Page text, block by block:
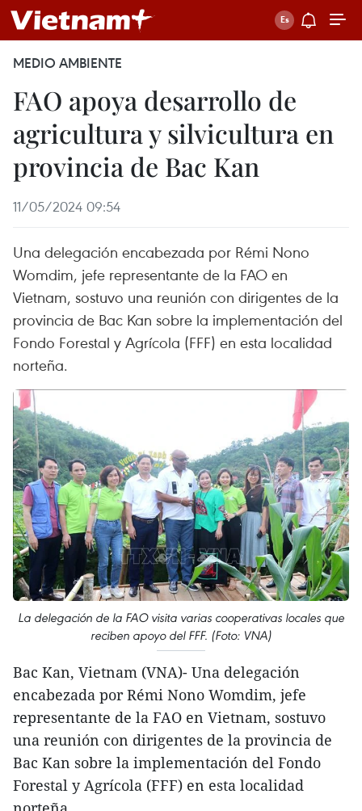
MEDIO AMBIENTE
FAO apoya desarrollo de
agricultura y silvicultura en
provincia de Bac Kan
11/05/2024 09:54
Una delegación encabezada por Rémi Nono
Womdim, jefe representante de la FAO en
Vietnam, sostuvo una reunión con dirigentes de la
provincia de Bac Kan sobre la implementación del
Fondo Forestal y Agrícola (FFF) en esta localidad
norteña.
La delegación de la FAO visita varias cooperativas locales que
reciben apoyo del FFF. (Foto: VNA)
Bac Kan, Vietnam (VNA)- Una delegación
encabezada por Rémi Nono Womdim, jefe
representante de la FAO en Vietnam, sostuvo
una reunión con dirigentes de la provincia de
Bac Kan sobre la implementación del Fondo
Forestal y Agrícola (FFF) en esta localidad